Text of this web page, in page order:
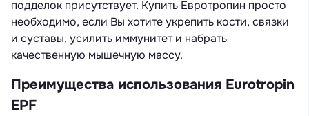
подделок присутствует. Купить Евротропин просто
необходимо, если Вы хотите укрепить кости, связки
и суставы, усилить иммунитет и набрать
качественную мышечную массу.
Преимущества использования Eurotropin
EPF